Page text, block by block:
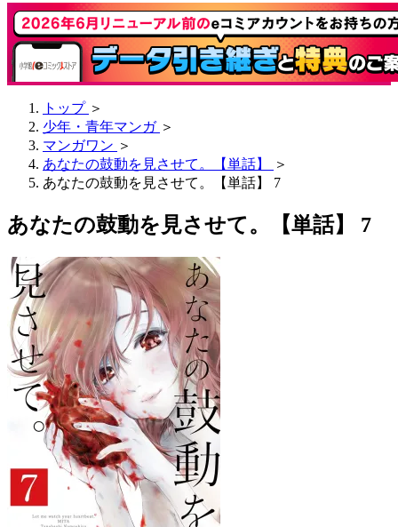
トップ ＞
少年・青年マンガ ＞
マンガワン ＞
あなたの鼓動を見させて。【単話】
＞
あなたの鼓動を見させて。【単話】 7
あなたの鼓動を見させて。【単話】 7